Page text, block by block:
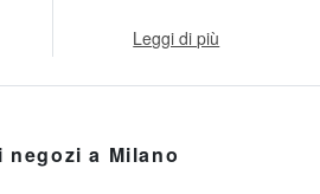
Leggi di più
negozi a Milano